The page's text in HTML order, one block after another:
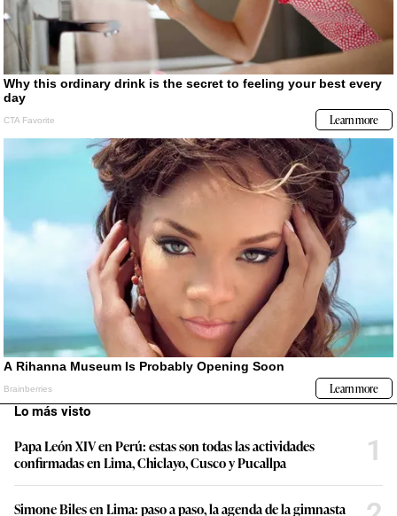
Lo más visto
Papa León XIV en Perú: estas son todas las actividades
confirmadas en Lima, Chiclayo, Cusco y Pucallpa
1
Simone Biles en Lima: paso a paso, la agenda de la gimnasta